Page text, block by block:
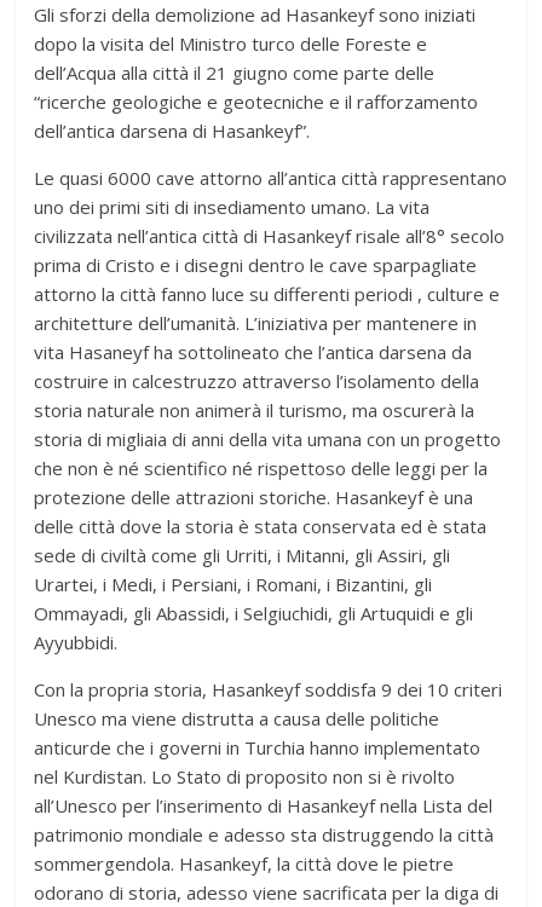
Gli sforzi della demolizione ad Hasankeyf sono iniziati
dopo la visita del Ministro turco delle Foreste e
dell’Acqua alla città il 21 giugno come parte delle
“ricerche geologiche e geotecniche e il rafforzamento
dell’antica darsena di Hasankeyf”.
Le quasi 6000 cave attorno all’antica città rappresentano
uno dei primi siti di insediamento umano. La vita
civilizzata nell’antica città di Hasankeyf risale all’8° secolo
prima di Cristo e i disegni dentro le cave sparpagliate
attorno la città fanno luce su differenti periodi , culture e
architetture dell’umanità. L’iniziativa per mantenere in
vita Hasaneyf ha sottolineato che l’antica darsena da
costruire in calcestruzzo attraverso l’isolamento della
storia naturale non animerà il turismo, ma oscurerà la
storia di migliaia di anni della vita umana con un progetto
che non è né scientifico né rispettoso delle leggi per la
protezione delle attrazioni storiche. Hasankeyf è una
delle città dove la storia è stata conservata ed è stata
sede di civiltà come gli Urriti, i Mitanni, gli Assiri, gli
Urartei, i Medi, i Persiani, i Romani, i Bizantini, gli
Ommayadi, gli Abassidi, i Selgiuchidi, gli Artuquidi e gli
Ayyubbidi.
Con la propria storia, Hasankeyf soddisfa 9 dei 10 criteri
Unesco ma viene distrutta a causa delle politiche
anticurde che i governi in Turchia hanno implementato
nel Kurdistan. Lo Stato di proposito non si è rivolto
all’Unesco per l’inserimento di Hasankeyf nella Lista del
patrimonio mondiale e adesso sta distruggendo la città
sommergendola. Hasankeyf, la città dove le pietre
odorano di storia, adesso viene sacrificata per la diga di